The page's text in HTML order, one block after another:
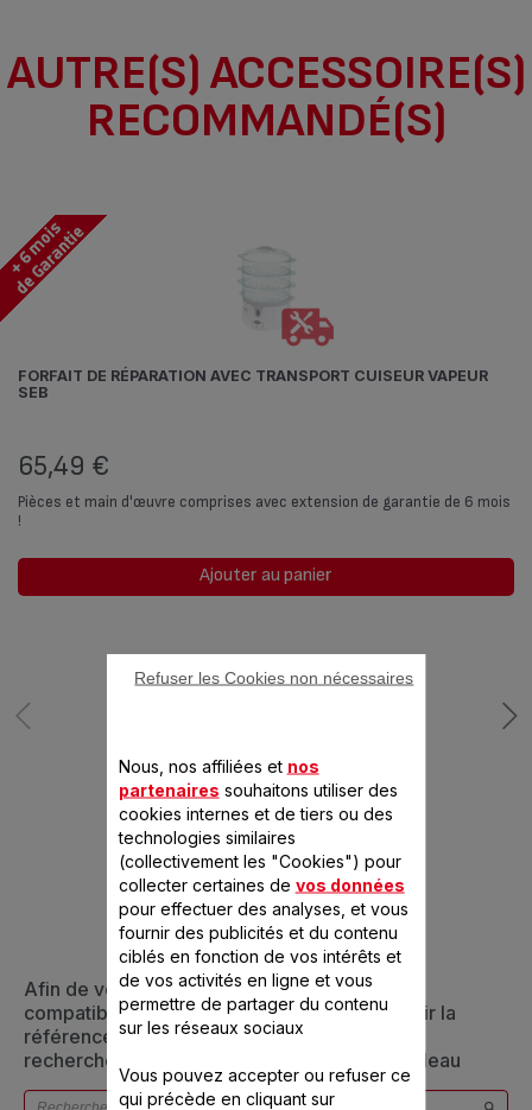
modalités de communication de la loi
Anti-Gaspillage pour une Economie
AUTRE(S) ACCESSOIRE(S)
RECOMMANDÉ(S)
FORFAIT DE RÉPARATION AVEC TRANSPORT CUISEUR VAPEUR
SEB
65,49 €
Pièces et main d'œuvre comprises avec extension de garantie de 6 mois
!
Ajouter au panier
CONÇU POUR 2
PRODUIT(S)
Afin de vous assurer que cet article est bien
compatible avec votre appareil, veuillez saisir la
référence de votre produit dans la barre de
recherche ci-dessous ou vous référer au tableau
Nous, nos affiliées et nos
partenaires souhaitons utiliser des
cookies internes et de tiers ou des
technologies similaires
(collectivement les "Cookies") pour
collecter certaines de vos données
pour effectuer des analyses, et vous
fournir des publicités et du contenu
ciblés en fonction de vos intérêts et
de vos activités en ligne et vous
permettre de partager du contenu
sur les réseaux sociaux
Vous pouvez accepter ou refuser ce
qui précède en cliquant sur
Refuser les Cookies non nécessaires